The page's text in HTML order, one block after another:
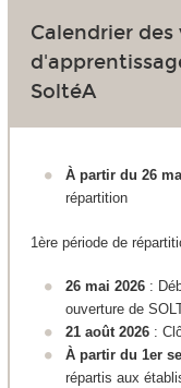
Calendrier
SoltéA
À partir du 26
répartition
1ère période de
26 mai 2026 :
ouverture de
21 août 2026 :
À partir du 1er
répartis aux